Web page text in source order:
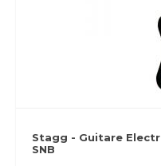
Stagg - Guitare
SNB